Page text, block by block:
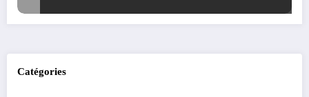
Catégories